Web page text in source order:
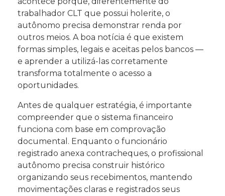
trabalhador CLT que possui holerite, o
autônomo precisa demonstrar renda por
outros meios. A boa notícia é que existem
formas simples, legais e aceitas pelos bancos —
e aprender a utilizá-las corretamente
transforma totalmente o acesso a
oportunidades.
Antes de qualquer estratégia, é importante
compreender que o sistema financeiro
funciona com base em comprovação
documental. Enquanto o funcionário
registrado anexa contracheques, o profissional
autônomo precisa construir histórico
organizando seus recebimentos, mantendo
movimentações claras e registrados seus